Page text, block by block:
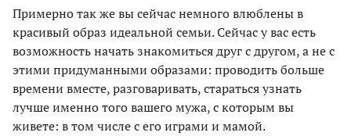
Примерно так же вы сейчас немного влюблены в
красивый образ идеальной семьи. Сейчас у вас есть
возможность начать знакомиться друг с другом, а не с
этими придуманными образами: проводить больше
времени вместе, разговаривать, стараться узнать
лучше именно того вашего мужа, с которым вы
живете: в том числе с его играми и мамой.